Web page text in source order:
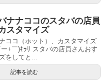
ナナココのスタバの店員
スタマイズ
ココ（ホット）、カスタマイズ
+￣)ｷﾗﾘ スタバの店員さんおす
をしてと...
記事を読む